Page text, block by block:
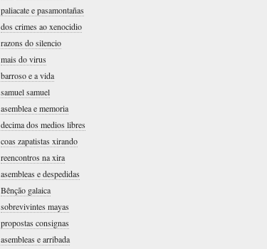
paliacate e pasamontañas
dos crimes ao xenocidio
razons do silencio
mais do virus
barroso e a vida
samuel samuel
asemblea e memoria
decima dos medios libres
coas zapatistas xirando
reencontros na xira
asembleas e despedidas
Bênção galaica
sobrevivintes mayas
propostas consignas
asembleas e arribada